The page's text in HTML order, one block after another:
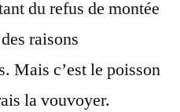
du refus de montée
raisons
Mais c’est le poisson
la vouvoyer.